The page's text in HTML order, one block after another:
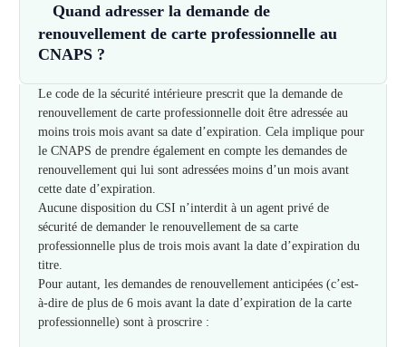
Quand adresser la demande de
renouvellement de carte professionnelle au
CNAPS ?
Le code de la sécurité intérieure prescrit que la demande de
renouvellement de carte professionnelle doit être adressée au
moins trois mois avant sa date d’expiration. Cela implique pour
le CNAPS de prendre également en compte les demandes de
renouvellement qui lui sont adressées moins d’un mois avant
cette date d’expiration.
Aucune disposition du CSI n’interdit à un agent privé de
sécurité de demander le renouvellement de sa carte
professionnelle plus de trois mois avant la date d’expiration du
titre.
Pour autant, les demandes de renouvellement anticipées (c’est-
à-dire de plus de 6 mois avant la date d’expiration de la carte
professionnelle) sont à proscrire :